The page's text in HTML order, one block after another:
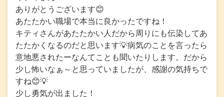
ありがとうございます😊
あたたかい職場で本当に良かったですね！
キティさんがあたたかい人だから周りにも伝染してあ
たたかくなるのだと思います💡病気のことを言ったら
意地悪されたーなんてことも聞いたりします。だから
少し怖いなぁ～と思っていましたが、感謝の気持ちで
すね😊💡
少し勇気が出ました！